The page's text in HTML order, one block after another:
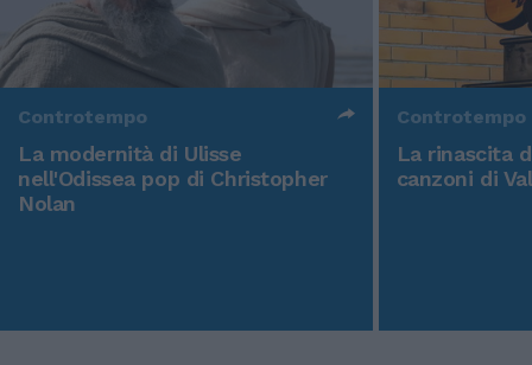
Controtempo
La modernità di Ulisse
nell'Odissea pop di Christopher
Nolan
Controtempo
La rinascita
canzoni di